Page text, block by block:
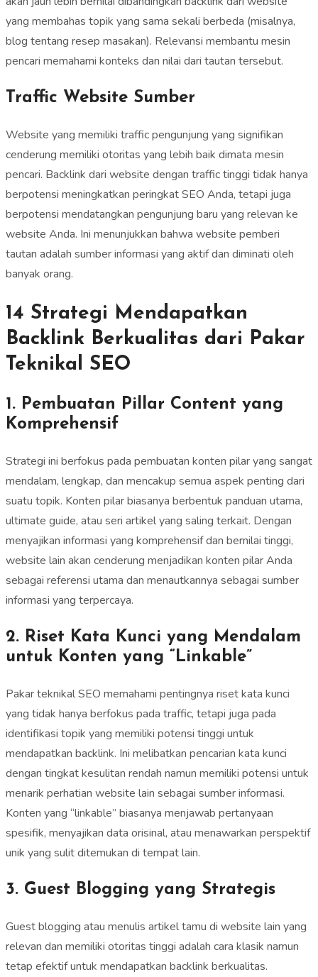
yang membahas topik yang sama sekali berbeda (misalnya,
blog tentang resep masakan). Relevansi membantu mesin
pencari memahami konteks dan nilai dari tautan tersebut.
Traffic Website Sumber
Website yang memiliki traffic pengunjung yang signifikan
cenderung memiliki otoritas yang lebih baik dimata mesin
pencari. Backlink dari website dengan traffic tinggi tidak hanya
berpotensi meningkatkan peringkat SEO Anda, tetapi juga
berpotensi mendatangkan pengunjung baru yang relevan ke
website Anda. Ini menunjukkan bahwa website pemberi
tautan adalah sumber informasi yang aktif dan diminati oleh
banyak orang.
14 Strategi Mendapatkan
Backlink Berkualitas dari Pakar
Teknikal SEO
1. Pembuatan Pillar Content yang
Komprehensif
Strategi ini berfokus pada pembuatan konten pilar yang sangat
mendalam, lengkap, dan mencakup semua aspek penting dari
suatu topik. Konten pilar biasanya berbentuk panduan utama,
ultimate guide, atau seri artikel yang saling terkait. Dengan
menyajikan informasi yang komprehensif dan bernilai tinggi,
website lain akan cenderung menjadikan konten pilar Anda
sebagai referensi utama dan menautkannya sebagai sumber
informasi yang terpercaya.
2. Riset Kata Kunci yang Mendalam
untuk Konten yang “Linkable”
Pakar teknikal SEO memahami pentingnya riset kata kunci
yang tidak hanya berfokus pada traffic, tetapi juga pada
identifikasi topik yang memiliki potensi tinggi untuk
mendapatkan backlink. Ini melibatkan pencarian kata kunci
dengan tingkat kesulitan rendah namun memiliki potensi untuk
menarik perhatian website lain sebagai sumber informasi.
Konten yang “linkable” biasanya menjawab pertanyaan
spesifik, menyajikan data orisinal, atau menawarkan perspektif
unik yang sulit ditemukan di tempat lain.
3. Guest Blogging yang Strategis
Guest blogging atau menulis artikel tamu di website lain yang
relevan dan memiliki otoritas tinggi adalah cara klasik namun
tetap efektif untuk mendapatkan backlink berkualitas.